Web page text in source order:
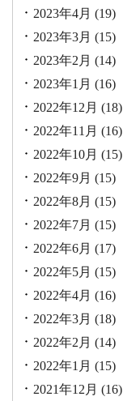
2023年4月 (19)
2023年3月 (15)
2023年2月 (14)
2023年1月 (16)
2022年12月 (18)
2022年11月 (16)
2022年10月 (15)
2022年9月 (15)
2022年8月 (15)
2022年7月 (15)
2022年6月 (17)
2022年5月 (15)
2022年4月 (16)
2022年3月 (18)
2022年2月 (14)
2022年1月 (15)
2021年12月 (16)